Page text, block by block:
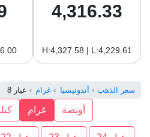
4,316.33
H:4,327.58 | L:4,229.61
سعر الذهب أندونيسيا غرام عيار 8
أونصة غرام